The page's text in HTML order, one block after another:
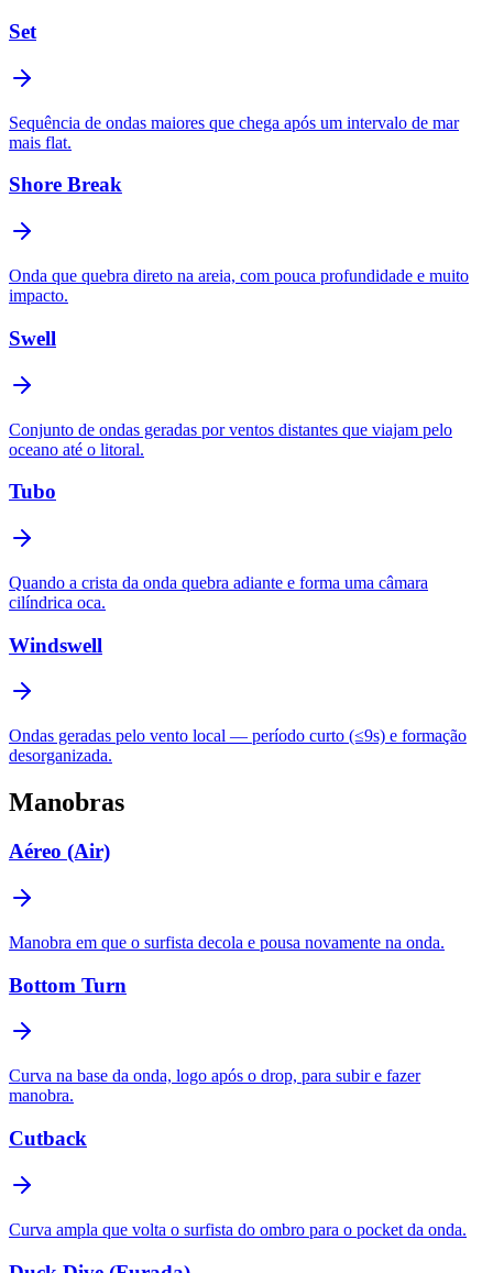
Set
Sequência de ondas maiores que chega após um intervalo de mar
mais flat.
Shore Break
Onda que quebra direto na areia, com pouca profundidade e muito
impacto.
Swell
Conjunto de ondas geradas por ventos distantes que viajam pelo
oceano até o litoral.
Tubo
Quando a crista da onda quebra adiante e forma uma câmara
cilíndrica oca.
Windswell
Ondas geradas pelo vento local — período curto (≤9s) e formação
desorganizada.
Manobras
Aéreo (Air)
Manobra em que o surfista decola e pousa novamente na onda.
Bottom Turn
Curva na base da onda, logo após o drop, para subir e fazer
manobra.
Cutback
Curva ampla que volta o surfista do ombro para o pocket da onda.